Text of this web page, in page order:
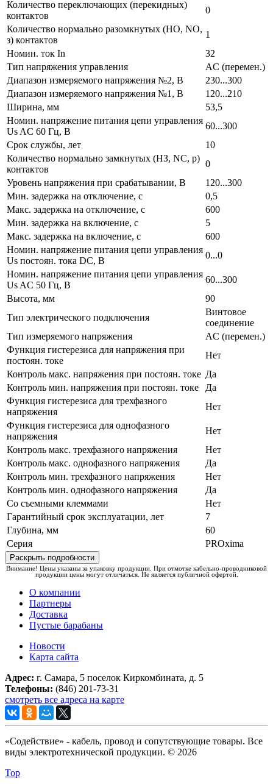
Количество переключающих (перекидных)
контактов
0
Количество нормально разомкнутых (НО, NO,
з) контактов
1
Номин. ток In
32
Тип напряжения управления
AC (перемен.)
Диапазон измеряемого напряжения №2, В
230...300
Диапазон измеряемого напряжения №1, В
120...210
Ширина, мм
53,5
Номин. напряжение питания цепи управления
Us AC 60 Гц, В
60...300
Срок службы, лет
10
Количество нормально замкнутых (НЗ, NC, р)
контактов
0
Уровень напряжения при срабатывании, В
120...300
Мин. задержка на отключение, с
0,5
Макс. задержка на отключение, с
600
Мин. задержка на включение, с
5
Макс. задержка на включение, с
600
Номин. напряжение питания цепи управления
Us постоян. тока DC, В
0...0
Номин. напряжение питания цепи управления
Us AC 50 Гц, В
60...300
Высота, мм
90
Тип электрического подключения
Винтовое
соединение
Тип измеряемого напряжения
AC (перемен.)
Функция гистерезиса для напряжения при
постоян. токе
Нет
Контроль макс. напряжения при постоян. токе Да
Контроль мин. напряжения при постоян. токе
Да
Функция гистерезиса для трехфазного
напряжения
Нет
Функция гистерезиса для однофазного
напряжения
Нет
Контроль макс. трехфазного напряжения
Нет
Контроль макс. однофазного напряжения
Да
Контроль мин. трехфазного напряжения
Нет
Контроль мин. однофазного напряжения
Да
Со съемными клеммами
Нет
Гарантийный срок эксплуатации, лет
7
Глубина, мм
60
Серия
PROxima
Раскрыть подробности
Внимание! Цены указаны за упаковку продукции. При отмотке кабельно-проводниковой
продукции цены могут отличаться. Не является публичной офертой.
О компании
Партнеры
Доставка
Пустые барабаны
Новости
Карта сайта
Адрес: г. Самара, 5 поселок Киркомбината, д. 5
Телефоны: (846) 201-73-31
смотреть все адреса на карте
«Содействие» - кабель, провод и сопутствующие товары. Все
виды электротехнической продукции. © 2026
Top